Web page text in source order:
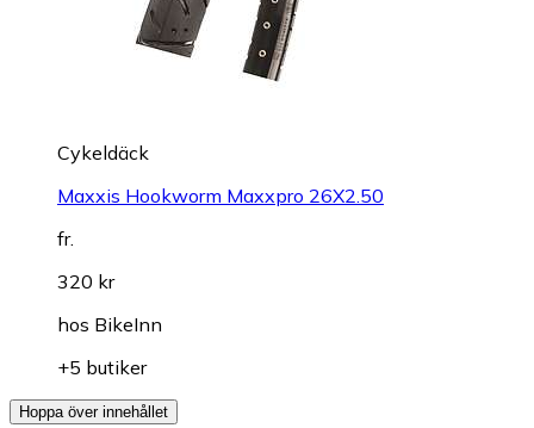
Cykeldäck
Maxxis Hookworm Maxxpro 26X2.50
fr.
320 kr
hos BikeInn
+5 butiker
Hoppa över innehållet